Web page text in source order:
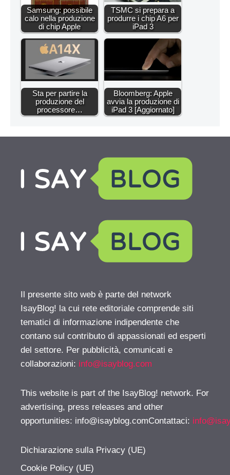
Samsung: possibile
calo nella produzione
di chip Apple
TSMC si prepara a
produrre i chip A6 per
iPad 3
Sta per partire la
produzione del
processore…
Bloomberg: Apple
avvia la produzione di
iPad 3 [Aggiornato]
Il presente sito web è parte del network
IsayBlog! la cui rete editoriale comprende siti
tematici di informazione indipendente che
contano sul contributo di appassionati ed esperti
del settore. Per pubblicità, comunicati e
collaborazioni: info@isayblog.com
This website is part of the IsayBlog! network. For
advertising, press releases and other
opportunities: info@isayblog.comContattaci:
Dichiarazione sulla Privacy (UE)
Cookie Policy (UE)